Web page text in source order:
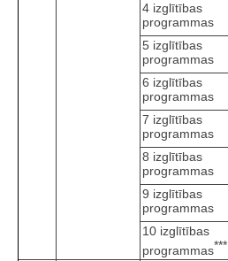
4 izglītības
programmas
5 izglītības
programmas
6 izglītības
programmas
7 izglītības
programmas
8 izglītības
programmas
9 izglītības
programmas
10 izglītības
programmas***